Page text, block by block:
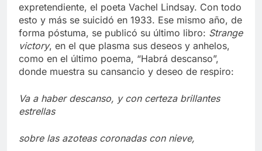
expretendiente, el poeta Vachel Lindsay. Con todo
esto y más se suicidó en 1933. Ese mismo año, de
forma póstuma, se publicó su último libro: Strange
victory, en el que plasma sus deseos y anhelos,
como en el último poema, “Habrá descanso”,
donde muestra su cansancio y deseo de respiro:
Va a haber descanso, y con certeza brillantes
estrellas
sobre las azoteas coronadas con nieve,